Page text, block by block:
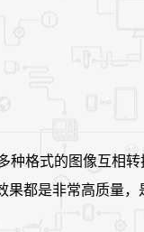
种格式的图像互
都是非常高质量，